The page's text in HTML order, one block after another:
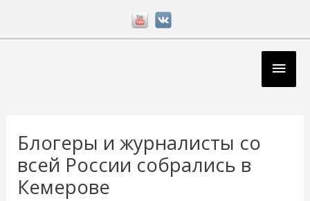
Блогеры и журналисты со
всей России собрались в
Кемерове
записям